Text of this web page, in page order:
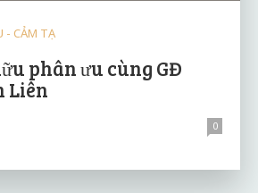
- CẢM TẠ
phân ưu cùng GĐ
Liên
0